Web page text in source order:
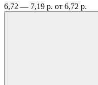
6,72 — 7,19 р. от 6,72 р.